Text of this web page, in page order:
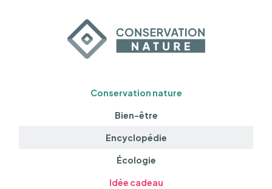
Conservation nature
Bien-être
Encyclopédie
Écologie
Idée cadeau